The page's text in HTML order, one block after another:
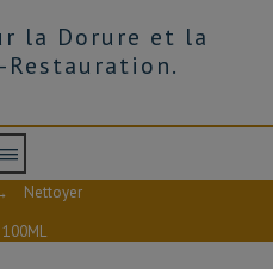
la Dorure et la
Restauration.
Nettoyer
100ML